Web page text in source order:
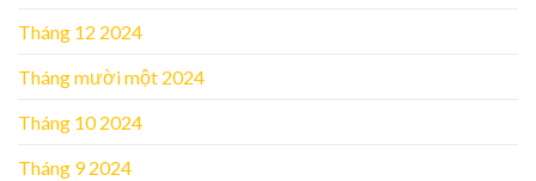
Tháng 12 2024
Tháng mười một 2024
Tháng 10 2024
Tháng 9 2024